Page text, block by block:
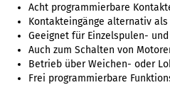
Acht programmierbare
Kontakteingänge alternativ
Geeignet für Einzelspulen-
Auch zum Schalten von
Betrieb über Weichen- oder
Frei programmierbare